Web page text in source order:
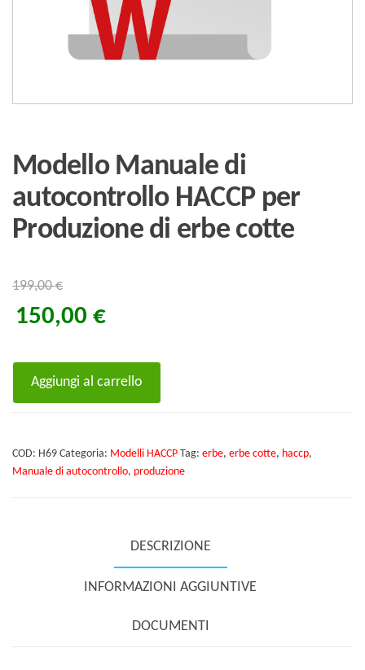
Modello Manuale di
autocontrollo HACCP per
Produzione di erbe cotte
199,00€
150,00 €
Modello
HACCP
Aggiungi al carrello
COD: H69 Categoria: Modelli HACCP Tag: erbe, erbe cotte, haccp,
Manuale di autocontrollo, produzione
DESCRIZIONE
INFORMAZIONI AGGIUNTIVE
DOCUMENTI